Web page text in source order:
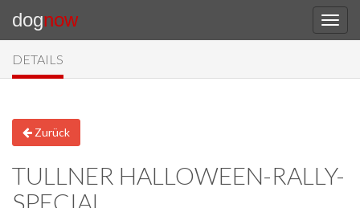
dognow
DETAILS
Zurück
TULLNER HALLOWEEN-RALLY-
SPECIAL